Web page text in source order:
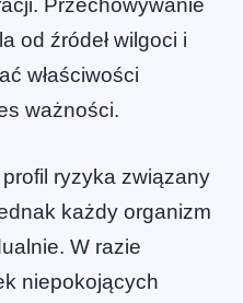
Przechowywanie
od źródeł wilgoci i
właściwości
ważności.
ryzyka związany
każdy organizm
W razie
niepokojących